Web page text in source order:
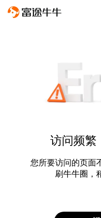
访问频繁
您所要访问的页面
刷牛牛圈，